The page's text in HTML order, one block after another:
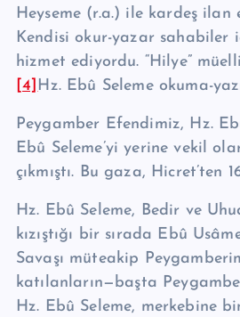
Heyseme (r.a.) ile kardeş ilan
Kendisi okur-yazar sahabiler
hizmet ediyordu. “Hilye”
[4] Hz. Ebû Seleme okuma-
Peygamber Efendimiz, Hz.
Ebû Seleme’yi yerine vekil
çıkmıştı. Bu gaza, Hicret’ten
Hz. Ebû Seleme, Bedir ve
kızıştığı bir sırada Ebû
Savaşı müteakip
katılanların—başta
Hz. Ebû Seleme, merkebine